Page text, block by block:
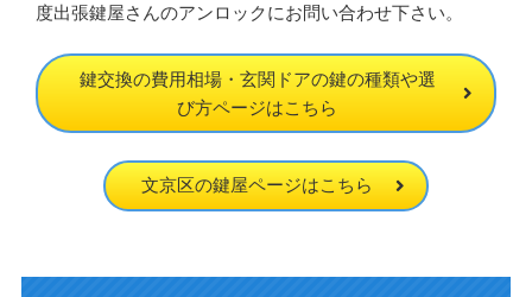
度出張鍵屋さんのアンロックにお問い合わせ下さい。
鍵交換の費用相場・玄関ドアの鍵の種類や選
び方ページはこちら
文京区の鍵屋ページはこちら